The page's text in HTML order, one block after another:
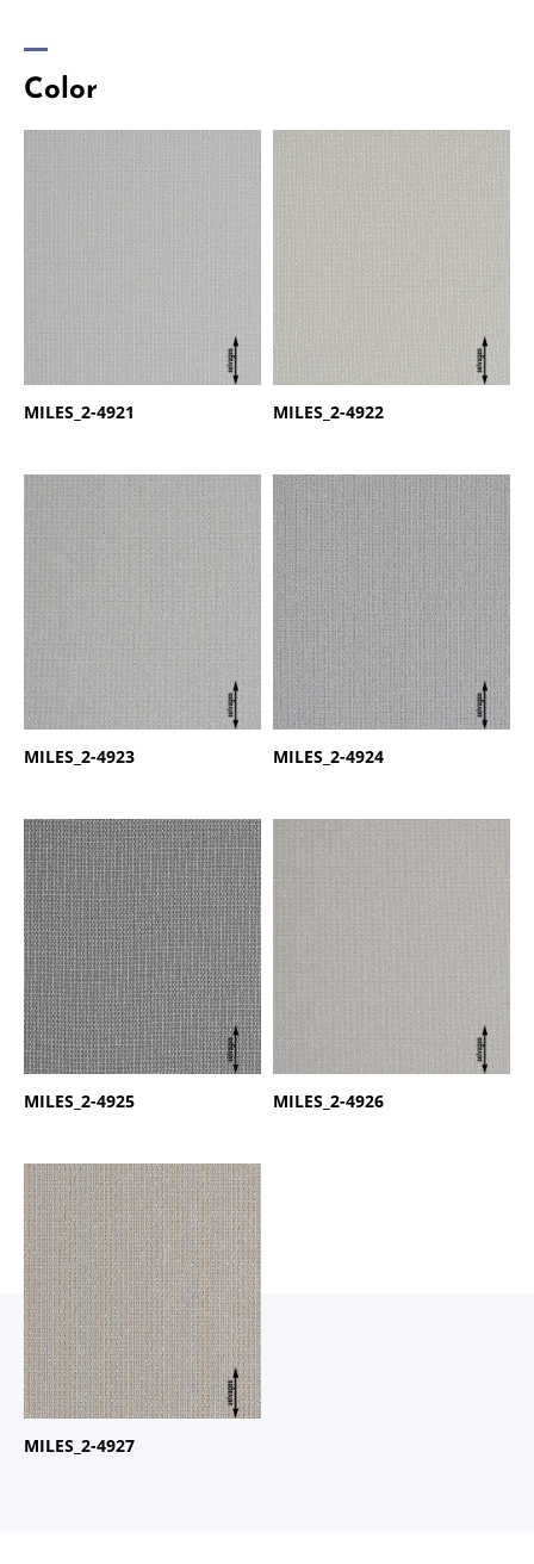
Color
商品名：
MILES
品番： 2-4921
MILES_2-4921
商品名： MILES
品番： 2-4922
MILES_2-4922
商品名： MILES
品番：2-4923
MILES_2-4923
商品名：MILES
品番：2-4924
MILES_2-4924
商品名：MILES
品番：2-4925
MILES_2-4925
商品名：MILES
品番：2-4926
MILES_2-4926
商品名：MILES
品番：2-4927
MILES_2-4927